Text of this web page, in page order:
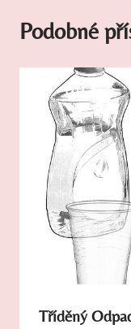
Podobné
Tříděný